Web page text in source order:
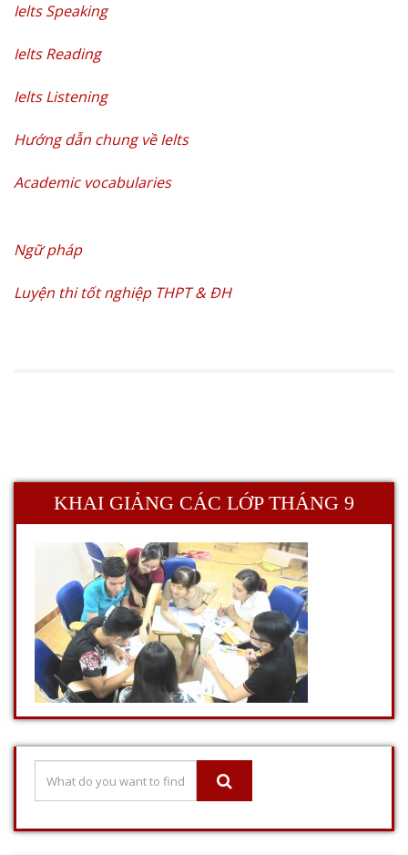
Ielts Speaking
Ielts Reading
Ielts Listening
Hướng dẫn chung về Ielts
Academic vocabularies
Ngữ pháp
Luyện thi tốt nghiệp THPT & ĐH
KHAI GIẢNG CÁC LỚP THÁNG 9